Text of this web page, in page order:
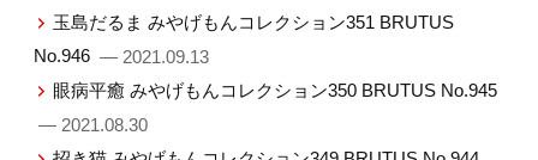
玉島だるま みやげもんコレクション351 BRUTUS
No.946 — 2021.09.13
眼病平癒 みやげもんコレクション350 BRUTUS No.945
— 2021.08.30